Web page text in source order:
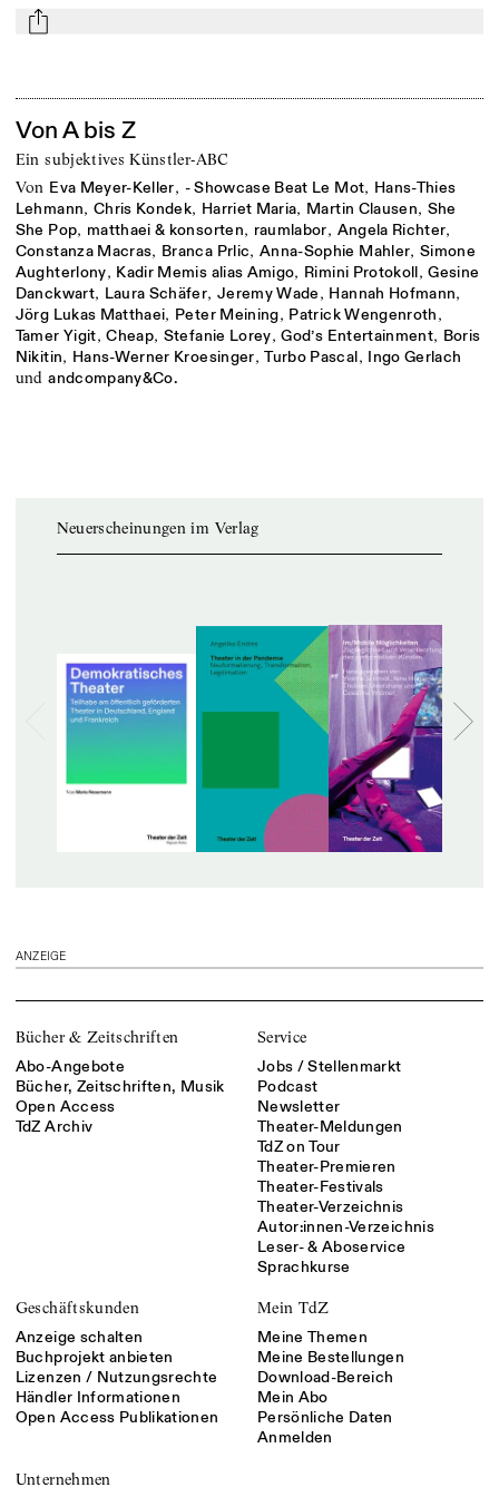
mail
Von A bis Z
Ein subjektives Künstler-ABC
von Eva Meyer-Keller, - Showcase Beat Le Mot, Hans-Thies
Lehmann, Chris Kondek, Harriet Maria, Martin Clausen, She
She Pop, matthaei & konsorten, raumlabor, Angela Richter,
Constanza Macras, Branca Prlic, Anna-Sophie Mahler,Simone
Aughterlony, Kadir Memis alias Amigo, Rimini Protokoll,Gesine
Danckwart, Laura Schäfer, Jeremy Wade, Hannah Hofmann,
Jörg Lukas Matthaei, Peter Meining, Patrick Wengenroth,
Tamer Yigit,Cheap, Stefanie Lorey,God’s Entertainment, Boris
Nikitin, Hans-Werner Kroesinger,Turbo Pascal, Ingo Gerlach
und andcompany&Co.
Neuerscheinungen im Verlag
ANZEIGE
Bücher & Zeitschriften
Abo-Angebote
Bücher, Zeitschriften, Musik
Open Access
TdZ Archiv
Service
Jobs / Stellenmarkt
Podcast
Newsletter
Theater-Meldungen
TdZ on Tour
Theater-Premieren
Theater-Festivals
Theater-Verzeichnis
Autor:innen-Verzeichnis
Leser- & Aboservice
Sprachkurse
Geschäftskunden
Anzeige schalten
Buchprojekt anbieten
Lizenzen / Nutzungsrechte
Händler Informationen
Open Access Publikationen
Mein TdZ
Meine Themen
Meine Bestellungen
Download-Bereich
Mein Abo
Persönliche Daten
Anmelden
Unternehmen